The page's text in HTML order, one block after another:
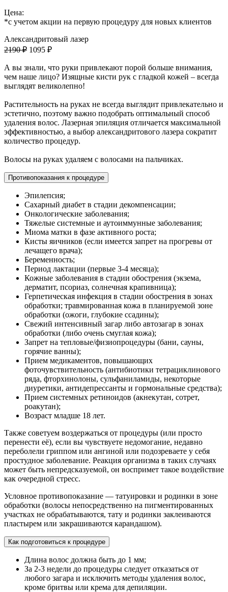
Цена:
*с учетом акции на первую процедуру для новых клиентов
Александритовый лазер
2190 ₽ 1095 ₽
А вы знали, что руки привлекают порой больше внимания,
чем наше лицо? Изящные кисти рук с гладкой кожей – всегда
выглядят великолепно!
Растительность на руках не всегда выглядит привлекательно и
эстетично, поэтому важно подобрать оптимальный способ
удаления волос. Лазерная эпиляция отличается максимальной
эффективностью, а выбор александритового лазера сократит
количество процедур.
Волосы на руках удаляем с волосами на пальчиках.
Противопоказания к процедуре
Эпилепсия;
Сахарный диабет в стадии декомпенсации;
Онкологические заболевания;
Тяжелые системные и аутоиммунные заболевания;
Миома матки в фазе активного роста;
Кисты яичников (если имеется запрет на прогревы от
лечащего врача);
Беременность;
Период лактации (первые 3-4 месяца);
Кожные заболевания в стадии обострения (экзема,
дерматит, псориаз, солнечная крапивница);
Герпетическая инфекция в стадии обострения в зонах
обработки; травмированная кожа в планируемой зоне
обработки (ожоги, глубокие ссадины);
Свежий интенсивный загар либо автозагар в зонах
обработки (либо очень смуглая кожа);
Запрет на тепловые/физиопроцедуры (бани, сауны,
горячие ванны);
Прием медикаментов, повышающих
фоточувствительность (антибиотики тетрациклинового
ряда, фторхинолоны, сульфаниламиды, некоторые
диуретики, антидепрессанты и гормональные средства);
Прием системных ретиноидов (акнекутан, сотрет,
роакутан);
Возраст младше 18 лет.
Также советуем воздержаться от процедуры (или просто
перенести её), если вы чувствуете недомогание, недавно
переболели гриппом или ангиной или подозреваете у себя
простудное заболевание. Реакция организма в таких случаях
может быть непредсказуемой, он воспримет такое воздействие
как очередной стресс.
Условное противопоказание — татуировки и родинки в зоне
обработки (волосы непосредственно на пигментированных
участках не обрабатываются, тату и родинки заклеиваются
пластырем или закрашиваются карандашом).
Как подготовиться к процедуре
Длина волос должна быть до 1 мм;
За 2-3 недели до процедуры следует отказаться от
любого загара и исключить методы удаления волос,
кроме бритвы или крема для депиляции.